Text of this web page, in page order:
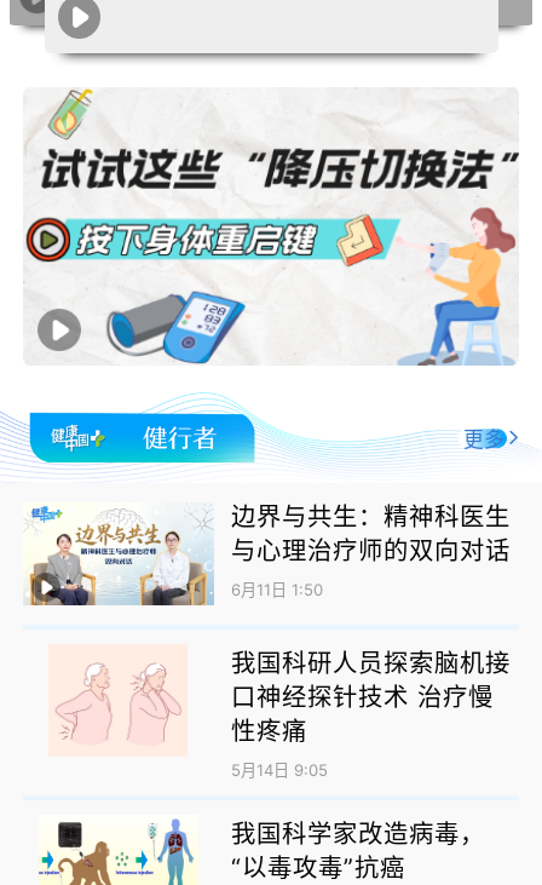
更多
边界与共生：精神科医生
与心理治疗师的双向对话
6月11日 1:50
我国科研人员探索脑机接
口神经探针技术 治疗慢
性疼痛
5月14日 9:05
我国科学家改造病毒，
“以毒攻毒”抗癌